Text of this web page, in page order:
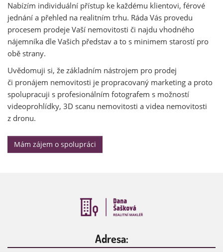
Nabízím individuální přístup ke každému klientovi, férové
jednání a přehled na realitním trhu. Ráda Vás provedu
procesem prodeje Vaší nemovitosti či najdu vhodného
nájemníka dle Vašich představ a to s minimem starostí pro
obě strany.
Uvědomuji si, že základním nástrojem pro prodej
či pronájem nemovitosti je propracovaný marketing a proto
spolupracuji s profesionálním fotografem s možností
videoprohlídky, 3D scanu nemovitosti a videa nemovitosti
z dronu.
Mám zájem o spolupráci
Adresa: